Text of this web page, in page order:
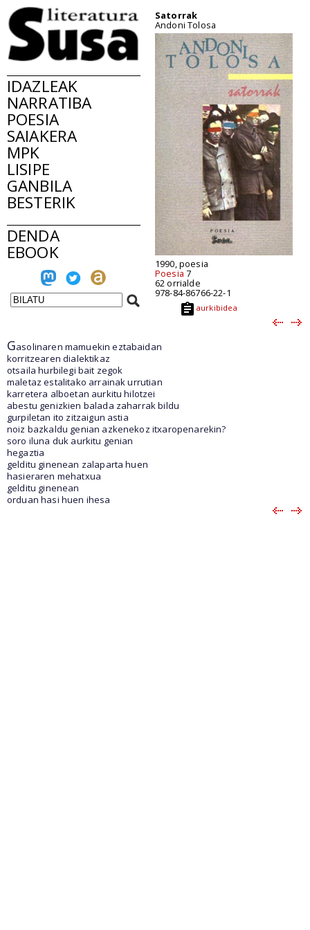
IDAZLEAK
NARRATIBA
POESIA
SAIAKERA
MPK
LISIPE
GANBILA
BESTERIK
DENDA
EBOOK
Satorrak
Andoni Tolosa
1990, poesia
Poesia 7
62 orrialde
978-84-86766-22-1
aurkibidea
Gasolinaren mamuekin eztabaidan
korritzearen dialektikaz
otsaila hurbilegi bait zegok
maletaz estalitako arrainak urrutian
karretera alboetan aurkitu hilotzei
abestu genizkien balada zaharrak bildu
gurpiletan ito zitzaigun astia
noiz bazkaldu genian azkenekoz itxaropenarekin?
soro iluna duk aurkitu genian
hegaztia
gelditu ginenean zalaparta huen
hasieraren mehatxua
gelditu ginenean
orduan hasi huen ihesa